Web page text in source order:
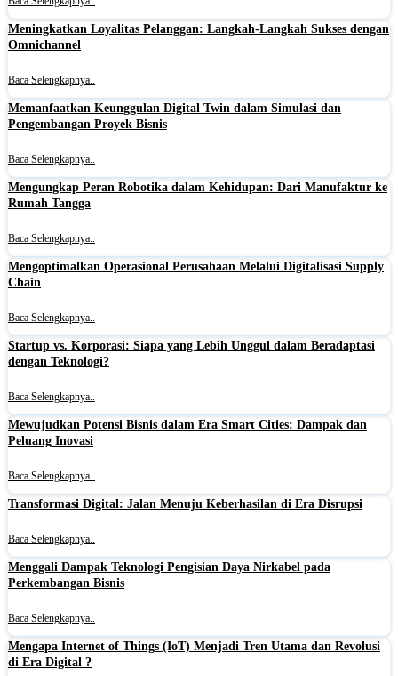
Meningkatkan Loyalitas Pelanggan: Langkah-Langkah Sukses dengan
Omnichannel
Baca Selengkapnya..
Memanfaatkan Keunggulan Digital Twin dalam Simulasi dan
Pengembangan Proyek Bisnis
Baca Selengkapnya..
Mengungkap Peran Robotika dalam Kehidupan: Dari Manufaktur ke
Rumah Tangga
Baca Selengkapnya..
Mengoptimalkan Operasional Perusahaan Melalui Digitalisasi Supply
Chain
Baca Selengkapnya..
Startup vs. Korporasi: Siapa yang Lebih Unggul dalam Beradaptasi
dengan Teknologi?
Baca Selengkapnya..
Mewujudkan Potensi Bisnis dalam Era Smart Cities: Dampak dan
Peluang Inovasi
Baca Selengkapnya..
Transformasi Digital: Jalan Menuju Keberhasilan di Era Disrupsi
Baca Selengkapnya..
Menggali Dampak Teknologi Pengisian Daya Nirkabel pada
Perkembangan Bisnis
Baca Selengkapnya..
Mengapa Internet of Things (IoT) Menjadi Tren Utama dan Revolusi
di Era Digital ?